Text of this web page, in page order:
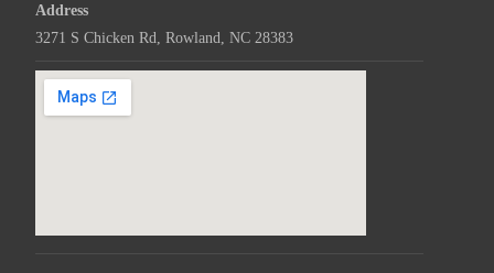
Address
3271 S Chicken Rd, Rowland, NC 28383